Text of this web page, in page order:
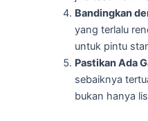
Bandingkan
yang terlalu
untuk pintu
Pastikan Ada
sebaiknya
bukan hanya